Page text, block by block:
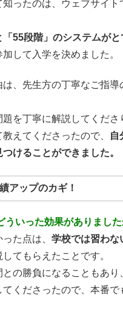
知ったのは、ウェブサイト
「55段階」のシステムが
して入学を決めました。
、先生方の丁寧なご指導
題を丁寧に解説してくださ
えてくださったので、
自
けることができました。
アップのカギ！
いった効果がありました
た点は、 学校では習わな
してもらえたことです。
との勝負になることもあり
くださったので、本番で